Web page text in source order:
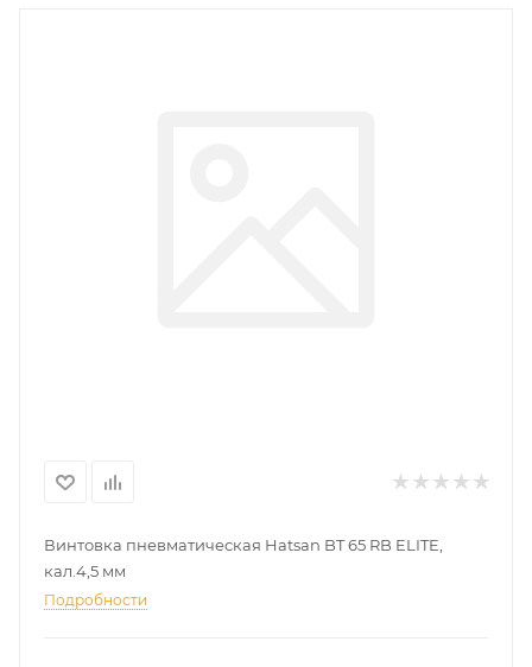
Винтовка пневматическая Hatsan BT 65 RB ELITE,
кал.4,5 мм
Подробности